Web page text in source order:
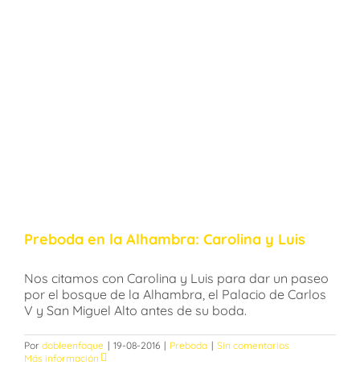
Preboda en la Alhambra: Carolina y Luis
Nos citamos con Carolina y Luis para dar un paseo
por el bosque de la Alhambra, el Palacio de Carlos
V y San Miguel Alto antes de su boda.
Por dobleenfoque | 19-08-2016 | Preboda | Sin comentarios
Más información